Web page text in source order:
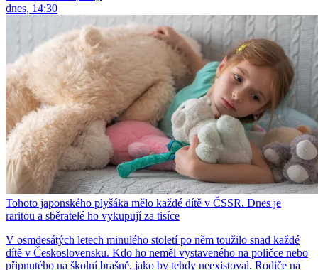
dnes, 14:30
Tohoto japonského plyšáka mělo každé dítě v ČSSR. Dnes je
raritou a sběratelé ho vykupují za tisíce
V osmdesátých letech minulého století po něm toužilo snad každé
dítě v Československu. Kdo ho neměl vystaveného na poličce nebo
připnutého na školní brašně, jako by tehdy neexistoval. Rodiče na